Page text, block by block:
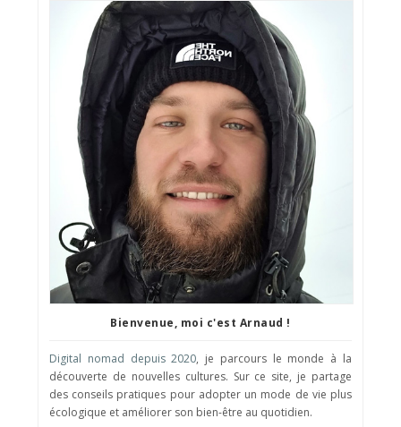
Bienvenue, moi c'est Arnaud !
Digital nomad depuis 2020, je parcours le monde à la
découverte de nouvelles cultures. Sur ce site, je partage
des conseils pratiques pour adopter un mode de vie plus
écologique et améliorer son bien-être au quotidien.